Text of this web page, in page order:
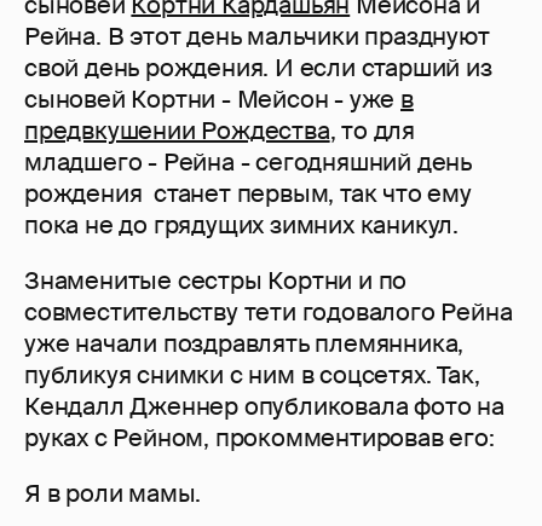
Рейна. В этот день мальчики празднуют
свой день рождения. И если старший из
сыновей Кортни - Мейсон - уже в
предвкушении Рождества, то для
младшего - Рейна - сегодняшний день
рождения станет первым, так что ему
пока не до грядущих зимних каникул.
Знаменитые сестры Кортни и по
совместительству тети годовалого Рейна
уже начали поздравлять племянника,
публикуя снимки с ним в соцсетях. Так,
Кендалл Дженнер опубликовала фото на
руках с Рейном, прокомментировав его:
Я в роли мамы.